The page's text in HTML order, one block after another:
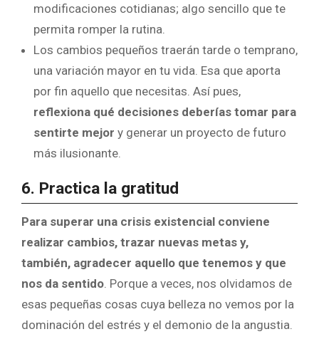
modificaciones cotidianas; algo sencillo que te
permita romper la rutina.
Los cambios pequeños traerán tarde o temprano,
una variación mayor en tu vida. Esa que aporta
por fin aquello que necesitas. Así pues,
reflexiona qué decisiones deberías tomar para
sentirte mejor y generar un proyecto de futuro
más ilusionante.
6. Practica la gratitud
Para superar una crisis existencial conviene
realizar cambios, trazar nuevas metas y,
también, agradecer aquello que tenemos y que
nos da sentido. Porque a veces, nos olvidamos de
esas pequeñas cosas cuya belleza no vemos por la
dominación del estrés y el demonio de la angustia.